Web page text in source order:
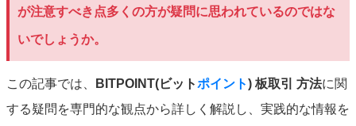
が注意すべき点多くの方が疑問に思われているのではな
いでしょうか。
この記事では、 BITPOINT(ビットポイント) 板取引 方法に関
する疑問を専門的な観点から詳しく解説し、実践的な情報を